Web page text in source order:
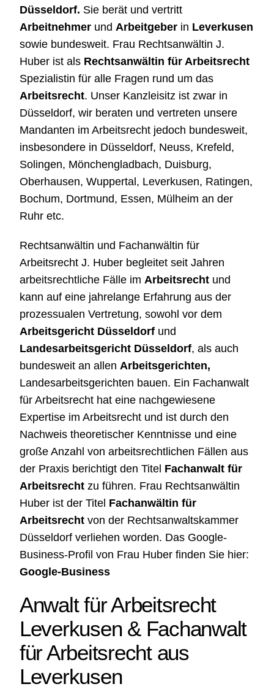
Düsseldorf. Sie berät und vertritt
Arbeitnehmerund Arbeitgeberin Leverkusen
sowie bundesweit. Frau Rechtsanwältin J.
Huber ist als Rechtsanwältin für Arbeitsrecht
Spezialistin für alle Fragen rund um das
Arbeitsrecht. Unser Kanzleisitz ist zwar in
Düsseldorf, wir beraten und vertreten unsere
Mandanten im Arbeitsrecht jedoch bundesweit,
insbesondere in Düsseldorf, Neuss, Krefeld,
Solingen, Mönchengladbach, Duisburg,
Oberhausen, Wuppertal, Leverkusen, Ratingen,
Bochum, Dortmund, Essen, Mülheim an der
Ruhr etc.
Rechtsanwältin und Fachanwältin für
Arbeitsrecht J. Huber begleitet seit Jahren
arbeitsrechtliche Fälle im Arbeitsrechtund
kann auf eine jahrelange Erfahrung aus der
prozessualen Vertretung, sowohl vor dem
Arbeitsgericht Düsseldorfund
Landesarbeitsgericht Düsseldorf, als auch
bundesweit an allen Arbeitsgerichten,
Landesarbeitsgerichten bauen. Ein Fachanwalt
für Arbeitsrecht hat eine nachgewiesene
Expertise im Arbeitsrecht und ist durch den
Nachweis theoretischer Kenntnisse und eine
große Anzahl von arbeitsrechtlichen Fällen aus
der Praxis berichtigt den Titel Fachanwalt für
Arbeitsrechtzu führen. Frau Rechtsanwältin
Huber ist der Titel Fachanwältin für
Arbeitsrecht von der Rechtsanwaltskammer
Düsseldorf verliehen worden. Das Google-
Business-Profil von Frau Huber finden Sie hier:
Google-Business
Anwalt für Arbeitsrecht
Leverkusen& Fachanwalt
für Arbeitsrecht aus
Leverkusen